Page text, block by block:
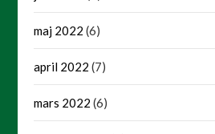
maj 2022 (6)
april 2022 (7)
mars 2022 (6)